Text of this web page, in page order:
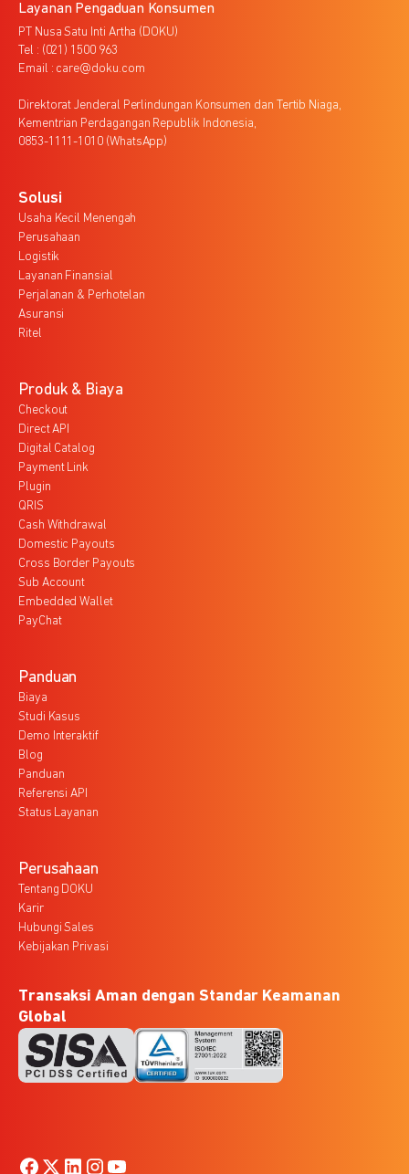
Layanan Pengaduan Konsumen
PT Nusa Satu Inti Artha (DOKU)
Tel : (021) 1500 963
Email : care@doku.com
Direktorat Jenderal Perlindungan Konsumen dan Tertib Niaga,
Kementrian Perdagangan Republik Indonesia,
0853-1111-1010 (WhatsApp)
Solusi
Usaha Kecil Menengah
Perusahaan
Logistik
Layanan Finansial
Perjalanan & Perhotelan
Asuransi
Ritel
Produk & Biaya
Checkout
Direct API
Digital Catalog
Payment Link
Plugin
QRIS
Cash Withdrawal
Domestic Payouts
Cross Border Payouts
Sub Account
Embedded Wallet
PayChat
Panduan
Biaya
Studi Kasus
Demo Interaktif
Blog
Panduan
Referensi API
Status Layanan
Perusahaan
Tentang DOKU
Karir
Hubungi Sales
Kebijakan Privasi
Transaksi Aman dengan Standar Keamanan
Global